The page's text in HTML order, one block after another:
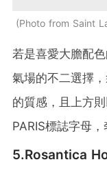
Photo from Saint
若是喜愛大膽配
氣場的不二選擇
的質感，且上方
PARIS標誌字母
5.Rosantica